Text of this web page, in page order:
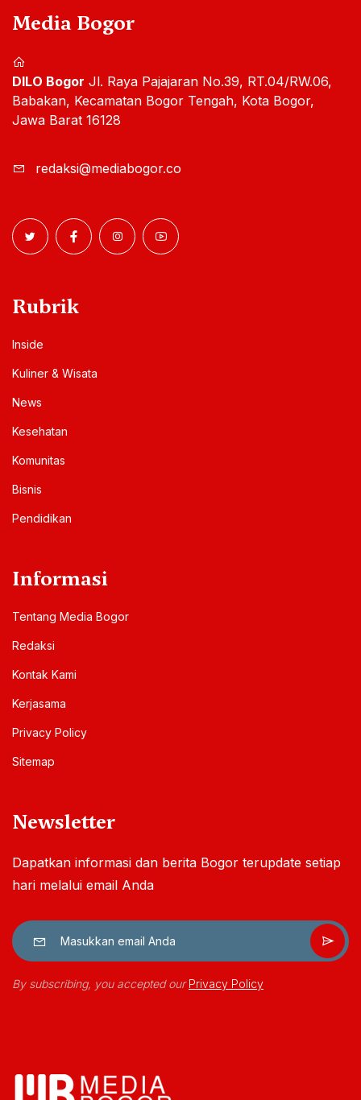
Media Bogor
DILO Bogor Jl. Raya Pajajaran No.39, RT.04/RW.06,
Babakan, Kecamatan Bogor Tengah, Kota Bogor,
Jawa Barat 16128
redaksi@mediabogor.co
Rubrik
Inside
Kuliner & Wisata
News
Kesehatan
Komunitas
Bisnis
Pendidikan
Informasi
Tentang Media Bogor
Redaksi
Kontak Kami
Kerjasama
Privacy Policy
Sitemap
Newsletter
Dapatkan informasi dan berita Bogor terupdate setiap
hari melalui email Anda
By subscribing, you accepted ourPrivacy Policy